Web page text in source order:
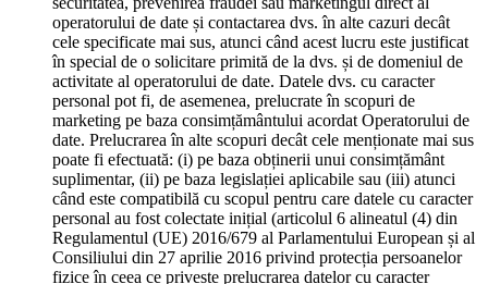
operatorului de date și contactarea dvs. în alte cazuri decât
cele specificate mai sus, atunci când acest lucru este justificat
în special de o solicitare primită de la dvs. și de domeniul de
activitate al operatorului de date. Datele dvs. cu caracter
personal pot fi, de asemenea, prelucrate în scopuri de
marketing pe baza consimțământului acordat Operatorului de
date. Prelucrarea în alte scopuri decât cele menționate mai sus
poate fi efectuată: (i) pe baza obținerii unui consimțământ
suplimentar, (ii) pe baza legislației aplicabile sau (iii) atunci
când este compatibilă cu scopul pentru care datele cu caracter
personal au fost colectate inițial (articolul 6 alineatul (4) din
Regulamentul (UE) 2016/679 al Parlamentului European și al
Consiliului din 27 aprilie 2016 privind protecția persoanelor
fizice în ceea ce privește prelucrarea datelor cu caracter